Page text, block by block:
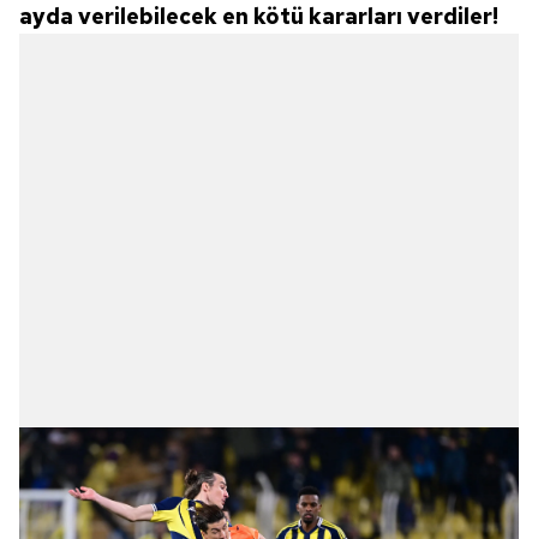
ayda verilebilecek en kötü kararları verdiler!